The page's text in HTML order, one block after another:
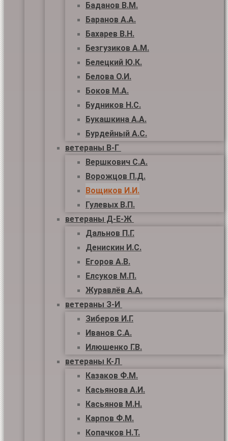
Баданов В.М.
Баранов А.А.
Бахарев В.Н.
Безгузиков А.М.
Белецкий Ю.К.
Белова О.И.
Боков М.А.
Будников Н.С.
Букашкина А.А.
Бурдейный А.С.
ветераны В-Г
Вершкович С.А.
Ворожцов П.Д.
Вощиков И.И.
Гулевых В.П.
ветераны Д-Е-Ж
Дальнов П.Г.
Денискин И.С.
Егоров А.В.
Елсуков М.П.
Журавлёв А.А.
ветераны З-И
Зиберов И.Г.
Иванов С.А.
Илюшенко Г.В.
ветераны К-Л
Казаков Ф.М.
Касьянова А.И.
Касьянов М.Н.
Карпов Ф.М.
Копачков Н.Т.